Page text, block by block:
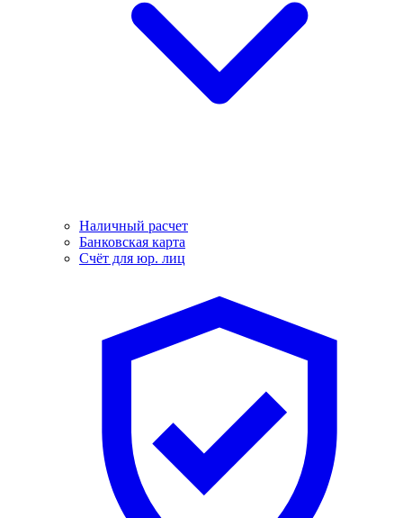
Наличный расчет
Банковская карта
Счёт для юр. лиц